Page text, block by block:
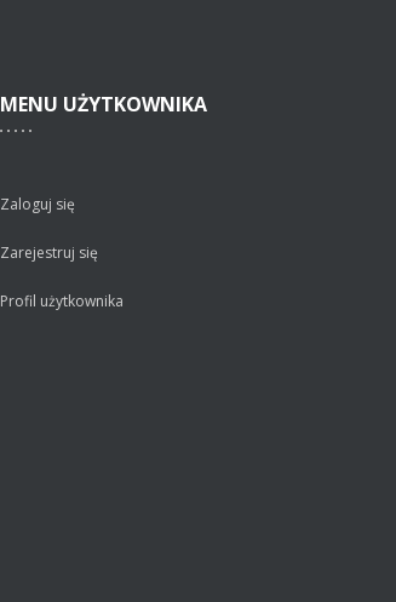
MENU UŻYTKOWNIKA
Zaloguj się
Zarejestruj się
Profil użytkownika